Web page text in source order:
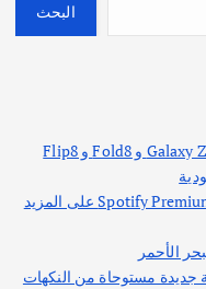
البحث
سامسونج تُطلق رسمياً أجهزة Galaxy Z Fold8 Ultra و Fold8 و Flip8
سامسونج وSpotify تتعاونان لإتاحة تجربة Spotify Premium على المزيد
الأحمر
جديدة مستوحاة من النكهات